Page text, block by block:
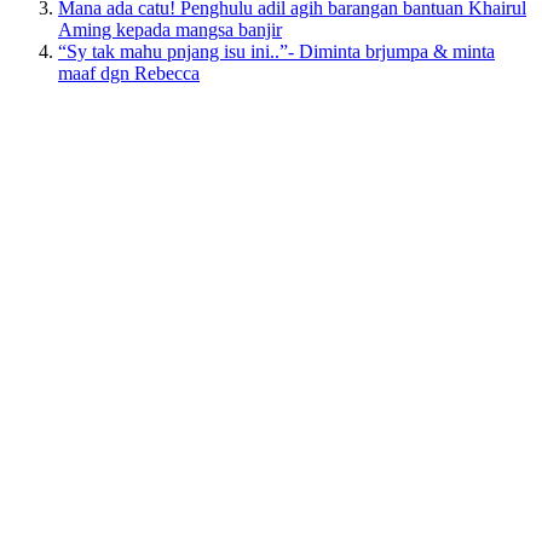
Mana ada catu! Penghulu adil agih barangan bantuan Khairul
Aming kepada mangsa banjir
“Sy tak mahu pnjang isu ini..”- Diminta brjumpa & minta
maaf dgn Rebecca